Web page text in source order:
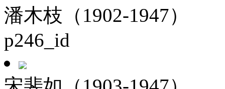
潘木枝（1902-1947）
p246_id